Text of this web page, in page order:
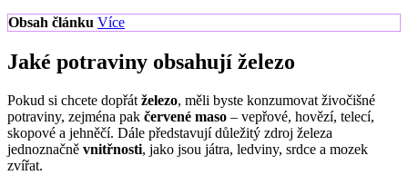
Obsah článku Více
Jaké potraviny obsahují železo
Pokud si chcete dopřát železo, měli byste konzumovat živočišné
potraviny, zejména pak červené maso – vepřové, hovězí, telecí,
skopové a jehněčí. Dále představují důležitý zdroj železa
jednoznačně vnitřnosti, jako jsou játra, ledviny, srdce a mozek
zvířat.